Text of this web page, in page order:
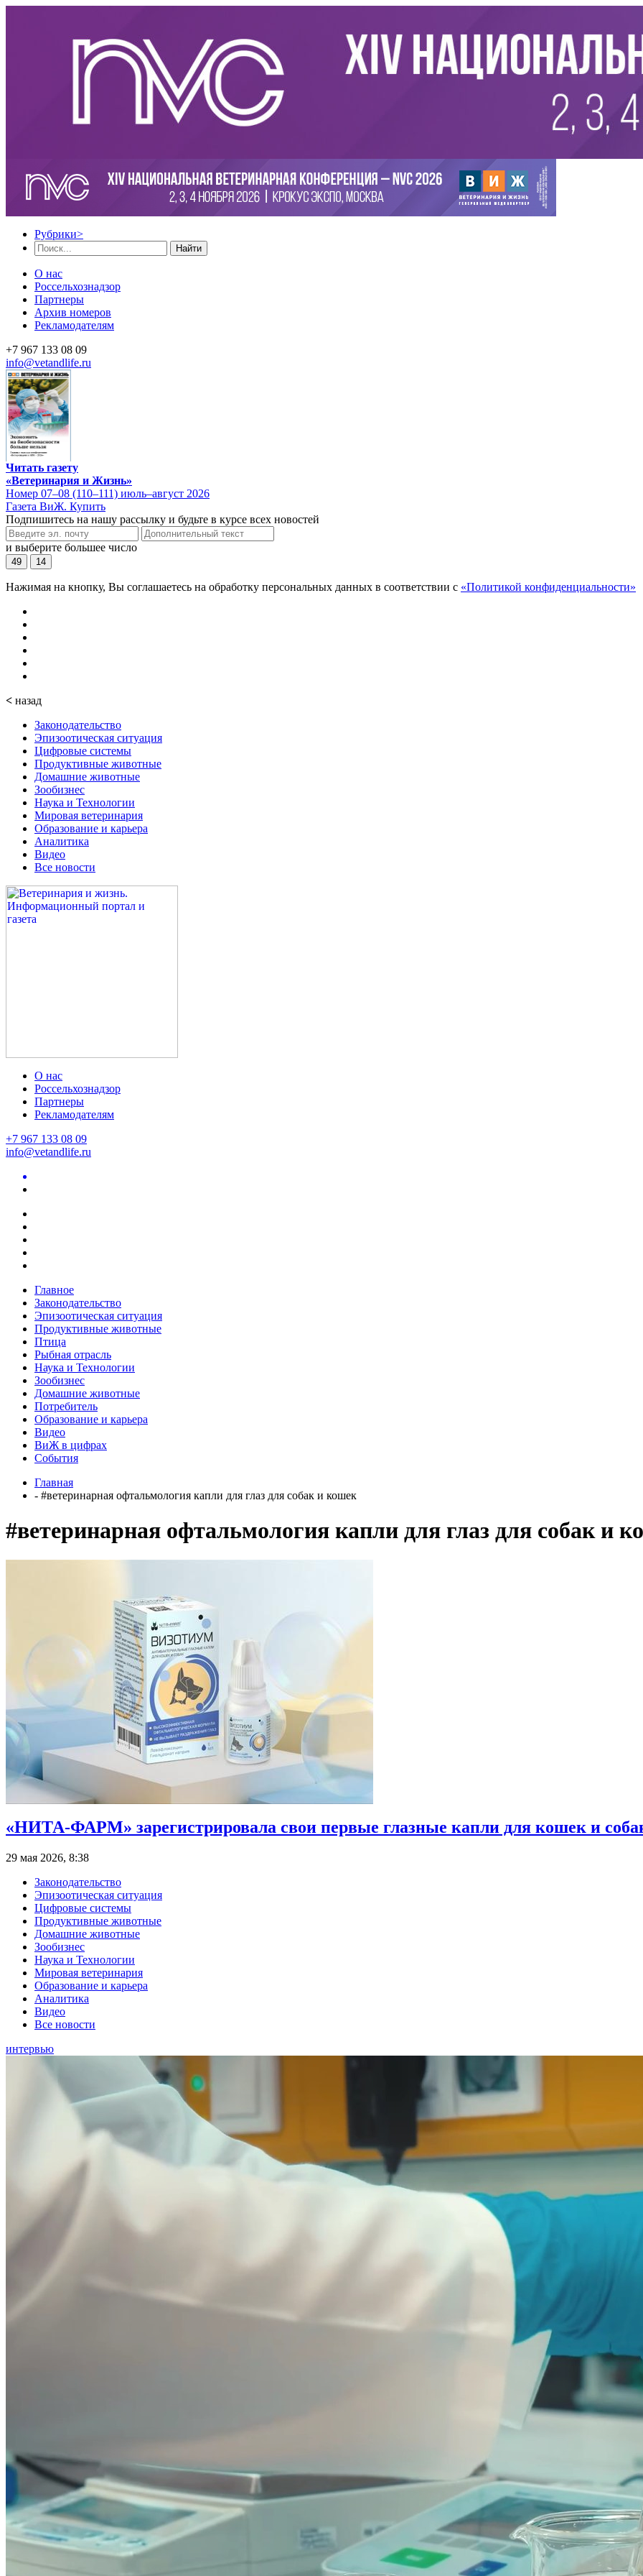
Рубрики>
Найти
О нас
Россельхознадзор
Партнеры
Архив номеров
Рекламодателям
+7 967 133 08 09
info@vetandlife.ru
Читать газету
«Ветеринария и Жизнь»
Номер 07–08 (110–111) июль–август 2026
Газета ВиЖ. Купить
Подпишитесь на нашу рассылку и будьте в курсе всех новостей
и выберите большее число
49 14
Нажимая на кнопку, Вы соглашаетесь на обработку персональных данных в соответствии с «Политикой конфиденциальности»
< назад
Законодательство
Эпизоотическая ситуация
Цифровые системы
Продуктивные животные
Домашние животные
Зообизнес
Наука и Технологии
Мировая ветеринария
Образование и карьера
Аналитика
Видео
Все новости
О нас
Россельхознадзор
Партнеры
Рекламодателям
+7 967 133 08 09
info@vetandlife.ru
Главное
Законодательство
Эпизоотическая ситуация
Продуктивные животные
Птица
Рыбная отрасль
Наука и Технологии
Зообизнес
Домашние животные
Потребитель
Образование и карьера
Видео
ВиЖ в цифрах
События
Главная
- #ветеринарная офтальмология капли для глаз для собак и кошек
#ветеринарная офтальмология капли для глаз для собак и
«НИТА-ФАРМ» зарегистрировала свои первые глазные капли для кошек и
29 мая 2026, 8:38
Законодательство
Эпизоотическая ситуация
Цифровые системы
Продуктивные животные
Домашние животные
Зообизнес
Наука и Технологии
Мировая ветеринария
Образование и карьера
Аналитика
Видео
Все новости
интервью